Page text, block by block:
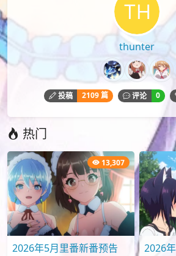
thunter
投稿 2109 篇 评论 0
热门
13,307
2026年5月里番新番预告 2026